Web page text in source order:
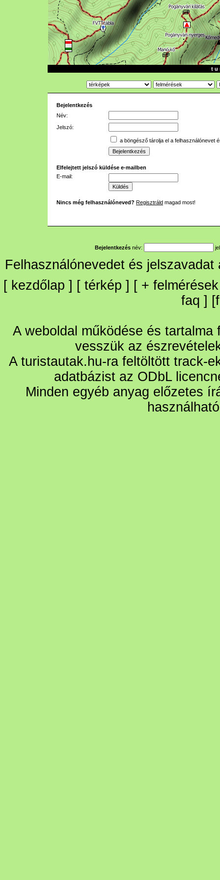
t u
Bejelentkezés
Név:
Jelszó:
a böngésző tárolja el a felhasználónevet
Elfelejtett jelszó küldése e-mailben
E-mail:
Nincs még felhasználóneved? Regisztráld magad most!
Bejelentkezés név:
Felhasználónevedet és
[ kezdőlap ] [ térkép ] [ + felmérések
faq ] [
A weboldal működése és
vesszük az
A turistautak.hu-ra feltöltött track-
adatbázist az ODbL
Minden egyéb anyag előzetes